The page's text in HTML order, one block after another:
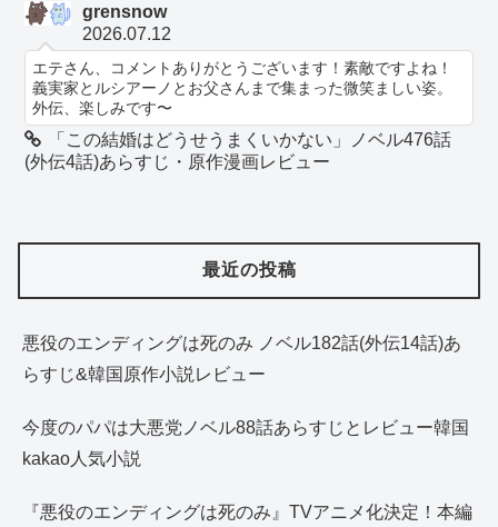
grensnow
2026.07.12
エテさん、コメントありがとうございます！素敵ですよね！
義実家とルシアーノとお父さんまで集まった微笑ましい姿。
外伝、楽しみです〜
「この結婚はどうせうまくいかない」ノベル476話
(外伝4話)あらすじ・原作漫画レビュー
最近の投稿
悪役のエンディングは死のみ ノベル182話(外伝14話)あ
らすじ&韓国原作小説レビュー
今度のパパは大悪党ノベル88話あらすじとレビュー韓国
kakao人気小説
『悪役のエンディングは死のみ』TVアニメ化決定！本編